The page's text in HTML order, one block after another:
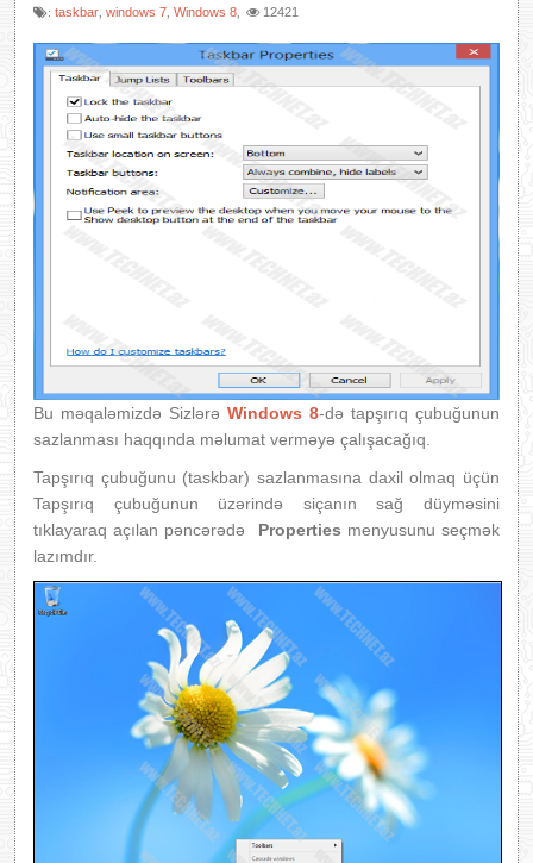
XƏBƏRLƏR
: taskbar windows 7 Windows 8 12421
Bu məqaləmizdə Sizlərə Windows 8-də tapşırıq çubuğunun
sazlanması haqqında məlumat verməyə çalışacağıq.
Tapşırıq çubuğunu (taskbar) sazlanmasına daxil olmaq üçün
Tapşırıq çubuğunun üzərində siçanın sağ düyməsini
tıklayaraq açılan pəncərədə Properties menyusunu seçmək
lazımdır.